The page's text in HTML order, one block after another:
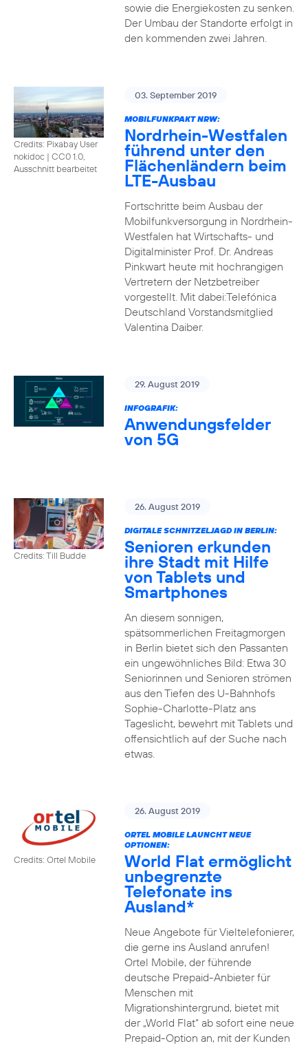
sowie die Energiekosten zu senken.
Der Umbau der Standorte erfolgt in
den kommenden zwei Jahren.
Credits: Pixabay User
nokidoc | CC0 1.0,
Ausschnitt bearbeitet
03. September 2019
MOBILFUNKPAKT NRW:
Nordrhein-Westfalen
führend unter den
Flächenländern beim
LTE-Ausbau
Fortschritte beim Ausbau der
Mobilfunkversorgung in Nordrhein-
Westfalen hat Wirtschafts- und
Digitalminister Prof. Dr. Andreas
Pinkwart heute mit hochrangigen
Vertretern der Netzbetreiber
vorgestellt. Mit dabei:Telefónica
Deutschland Vorstandsmitglied
Valentina Daiber.
29. August 2019
INFOGRAFIK:
Anwendungsfelder
von 5G
Credits: Till Budde
26. August 2019
DIGITALE SCHNITZELJAGD IN BERLIN:
Senioren erkunden
ihre Stadt mit Hilfe
von Tablets und
Smartphones
An diesem sonnigen,
spätsommerlichen Freitagmorgen
in Berlin bietet sich den Passanten
ein ungewöhnliches Bild: Etwa 30
Seniorinnen und Senioren strömen
aus den Tiefen des U-Bahnhofs
Sophie-Charlotte-Platz ans
Tageslicht, bewehrt mit Tablets und
offensichtlich auf der Suche nach
etwas.
Credits: Ortel Mobile
26. August 2019
ORTEL MOBILE LAUNCHT NEUE
OPTIONEN:
World Flat ermöglicht
unbegrenzte
Telefonate ins
Ausland*
Neue Angebote für Vieltelefonierer,
die gerne ins Ausland anrufen!
Ortel Mobile, der führende
deutsche Prepaid-Anbieter für
Menschen mit
Migrationshintergrund, bietet mit
der „World Flat“ ab sofort eine neue
Prepaid-Option an, mit der Kunden